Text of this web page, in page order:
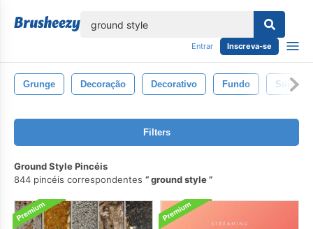
Entrar Inscreva-se
Grunge Decoração Decorativo Fundo Sujo
Filters
Ground Style Pincéis
844 pincéis correspondentes
ground style